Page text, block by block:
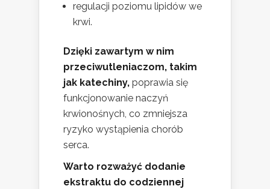
regulacji poziomu lipidów we
krwi.
Dzięki zawartym w nim
przeciwutleniaczom, takim
jak katechiny, poprawia się
funkcjonowanie naczyń
krwionośnych, co zmniejsza
ryzyko wystąpienia chorób
serca.
Warto rozważyć dodanie
ekstraktu do codziennej